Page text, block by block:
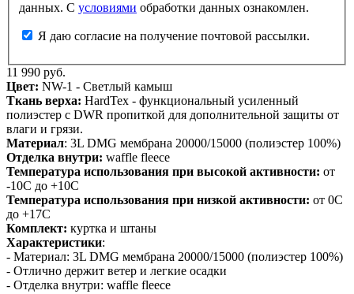
данных. С условиями обработки данных ознакомлен.
Я даю согласие на получение почтовой рассылки.
11 990 руб.
Цвет: NW-1 - Светлый камыш
Ткань верха: HardTex - функциональный усиленный
полиэстер c DWR пропиткой для дополнительной защиты от
влаги и грязи.
Материал: 3L DMG мембрана 20000/15000 (полиэстер 100%)
Отделка внутри: waffle fleece
Температура использования при высокой активности: от
-10С до +10С
Температура использования при низкой активности: от 0С
до +17С
Комплект: куртка и штаны
Характеристики:
- Материал: 3L DMG мембрана 20000/15000 (полиэстер 100%)
- Отлично держит ветер и легкие осадки
- Отделка внутри: waffle fleece